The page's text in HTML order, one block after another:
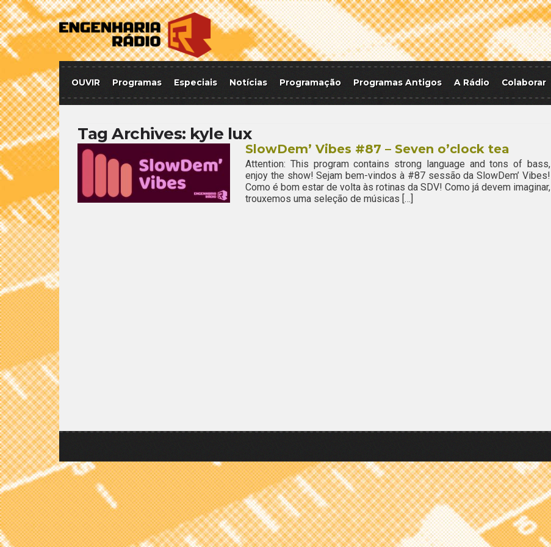
OUVIR Programas Especiais Notícias Programação Programas Antigos A Rádio Colaborar
Tag Archives: kyle lux
SlowDem’ Vibes #87 – Seven o’clock tea
Attention: This program contains strong language and tons of bass,
enjoy the show! Sejam bem-vindos à #87 sessão da SlowDem’ Vibes!
Como é bom estar de volta às rotinas da SDV! Como já devem imaginar,
trouxemos uma seleção de músicas […]